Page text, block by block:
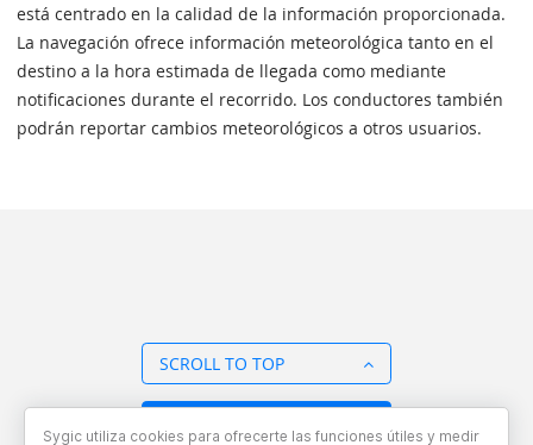
está centrado en la calidad de la información proporcionada.
La navegación ofrece información meteorológica tanto en el
destino a la hora estimada de llegada como mediante
notificaciones durante el recorrido. Los conductores también
podrán reportar cambios meteorológicos a otros usuarios.
SCROLL TO TOP
Sygic utiliza cookies para ofrecerte las funciones útiles y medir